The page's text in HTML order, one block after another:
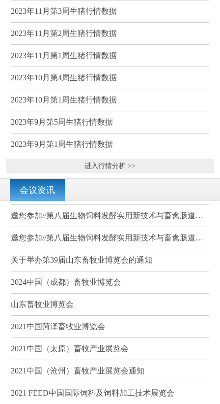
2023年11月第3周生猪行情数据
2023年11月第2周生猪行情数据
2023年11月第1周生猪行情数据
2023年10月第4周生猪行情数据
2023年10月第1周生猪行情数据
2023年9月第5周生猪行情数据
2023年9月第1周生猪行情数据
进入行情分析 >>
会议资讯
邀您参加//第八届生物饲料发酵实用新技术与畜禽肠道健康、营养科学研讨会（武汉）
邀您参加//第八届生物饲料发酵实用新技术与畜禽肠道健康、营养科学研讨会（武汉）
关于举办第39届山东畜牧业博览会的通知
2024中国（成都）畜牧业博览会
山东畜牧业博览会
2021中国菏泽畜牧业博览会
2021中国（太原）畜牧产业展览会
2021中国（沧州）畜牧产业展览会通知
2021 FEED中国国际饲料及饲料加工技术展览会